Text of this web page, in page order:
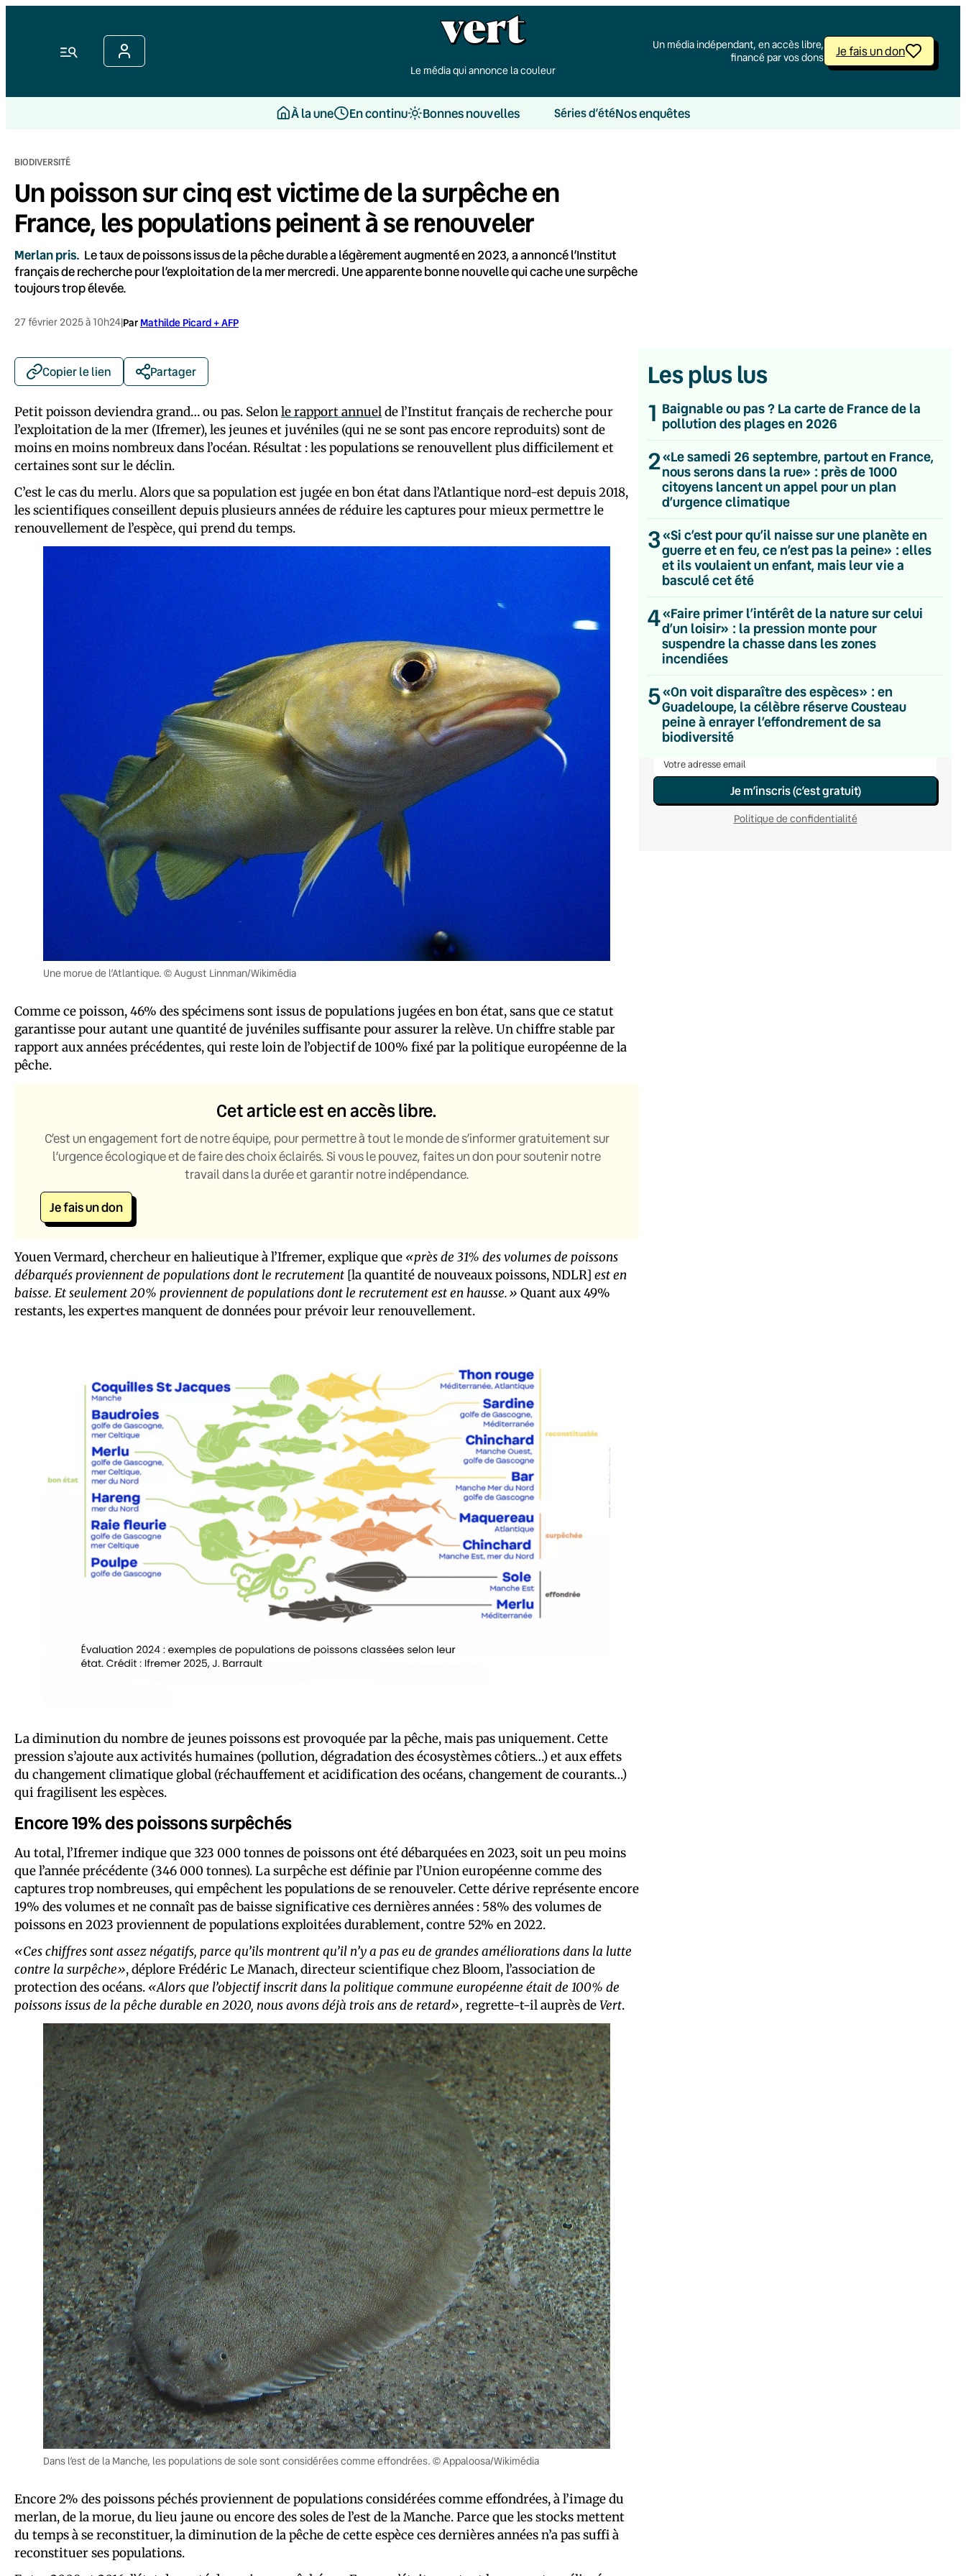
Menu
Le média qui annonce la couleur
Un média indépendant, en accès libre,
financé par vos dons
Je fais un don
À la une En continu Bonnes nouvelles Séries d’étéNos enquêtes
BIODIVERSITÉ
Un poisson sur cinq est victime de la surpêche en
France, les populations peinent à se renouveler
Merlan pris. Le taux de poissons issus de la pêche durable a légèrement augmenté en 2023, a annoncé l’Institut
français de recherche pour l’exploitation de la mer mercredi. Une apparente bonne nouvelle qui cache une surpêche
toujours trop élevée.
27 février 2025 à 10h24|Par Mathilde Picard + AFP
Copier le lien Partager
Petit poisson deviendra grand… ou pas. Selonle rapport annuelde l’Institut français de recherche pour
l’exploitation de la mer (Ifremer), les jeunes et juvéniles (qui ne se sont pas encore reproduits) sont de
moins en moins nombreux dans l’océan. Résultat : les populations se renouvellent plus difficilement et
certaines sont sur le déclin.
C’est le cas du merlu. Alors que sa population est jugée en bon état dans l’Atlantique nord-est depuis 2018,
les scientifiques conseillent depuis plusieurs années de réduire les captures pour mieux permettre le
renouvellement de l’espèce, qui prend du temps.
Une morue de l’Atlantique. © August Linnman/Wikimédia
Comme ce poisson, 46% des spécimens sont issus de populations jugées en bon état, sans que ce statut
garantisse pour autant une quantité de juvéniles suffisante pour assurer la relève. Un chiffre stable par
rapport aux années précédentes, qui reste loin de l’objectif de 100% fixé par la politique européenne de la
pêche.
Cet article est en accès libre.
C’est un engagement fort de notre équipe, pour permettre à tout le monde de s’informer gratuitement sur
l’urgence écologique et de faire des choix éclairés. Si vous le pouvez, faites un don pour soutenir notre
travail dans la durée et garantir notre indépendance.
Je fais un don
Youen Vermard, chercheur en halieutique à l’Ifremer, explique que «près de 31% des volumes de poissons
débarqués proviennent de populations dont le recrutement [la quantité de nouveaux poissons, NDLR] est en
baisse. Et seulement 20% proviennent de populations dont le recrutement est en hausse.» Quant aux 49%
restants, les expert·es manquent de données pour prévoir leur renouvellement.
La diminution du nombre de jeunes poissons est provoquée par la pêche, mais pas uniquement. Cette
pression s’ajoute aux activités humaines (pollution, dégradation des écosystèmes côtiers…) et aux effets
du changement climatique global (réchauffement et acidification des océans, changement de courants…)
qui fragilisent les espèces.
Encore 19% des poissons surpêchés
Au total, l’Ifremer indique que 323 000 tonnes de poissons ont été débarquées en 2023, soit un peu moins
que l’année précédente (346 000 tonnes). La surpêche est définie par l’Union européenne comme des
captures trop nombreuses, qui empêchent les populations de se renouveler. Cette dérive représente encore
19% des volumes et ne connaît pas de baisse significative ces dernières années : 58% des volumes de
poissons en 2023 proviennent de populations exploitées durablement, contre 52% en 2022.
«Ces chiffres sont assez négatifs, parce qu’ils montrent qu’il n’y a pas eu de grandes améliorations dans la lutte
contre la surpêche», déplore Frédéric Le Manach, directeur scientifique chez Bloom, l’association de
protection des océans. «Alors que l’objectif inscrit dans la politique commune européenne était de 100% de
poissons issus de la pêche durable en 2020, nous avons déjà trois ans de retard», regrette-t-il auprès deVert.
Dans l’est de la Manche, les populations de sole sont considérées comme effondrées. © Appaloosa/Wikimédia
Encore 2% des poissons péchés proviennent de populations considérées comme effondrées, à l’image du
merlan, de la morue, du lieu jaune ou encore des soles de l’est de la Manche. Parce que les stocks mettent
du temps à se reconstituer, la diminution de la pêche de cette espèce ces dernières années n’a pas suffi à
reconstituer ses populations.
Les plus lus
1 Baignable ou pas ? La carte de France de la
pollution des plages en 2026
2«Le samedi 26 septembre, partout en France,
nous serons dans la rue» : près de 1000
citoyens lancent un appel pour un plan
d’urgence climatique
3«Si c’est pour qu’il naisse sur une planète en
guerre et en feu, ce n’est pas la peine» : elles
et ils voulaient un enfant, mais leur vie a
basculé cet été
4«Faire primer l’intérêt de la nature sur celui
d’un loisir» : la pression monte pour
suspendre la chasse dans les zones
incendiées
5«On voit disparaître des espèces» : en
Guadeloupe, la célèbre réserve Cousteau
peine à enrayer l’effondrement de sa
biodiversité
💌 Inscrivez-vous à nos newsletters
Quotidienne
Du lundi au vendredi
Hebdomadaire
Le samedi
Chaleurs Actuelles
Une fois par mois
C’était Mieux Après
Occasionnelle
Je m’inscris (c’est gratuit)
Politique de confidentialité